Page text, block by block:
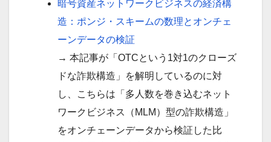
暗号資産ネットワークビジネスの経済構
造：ポンジ・スキームの数理とオンチェ
ーンデータの検証
→ 本記事が「OTCという1対1のクローズ
ドな詐欺構造」を解明しているのに対
し、こちらは「多人数を巻き込むネット
ワークビジネス（MLM）型の詐欺構造」
をオンチェーンデータから検証した比